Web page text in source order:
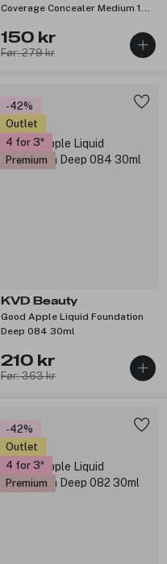
Coverage Concealer Medium 149
150 kr
Før: 279 kr
-42%
Outlet
4 for 3
Premium
KVD Beauty
Good Apple Liquid Foundation
Deep 084 30ml
210 kr
Før: 363 kr
-42%
Outlet
4 for 3
Premium